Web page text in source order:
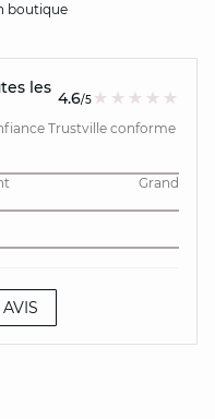
boutique
les
4.6/5
Trustville conforme
Grand